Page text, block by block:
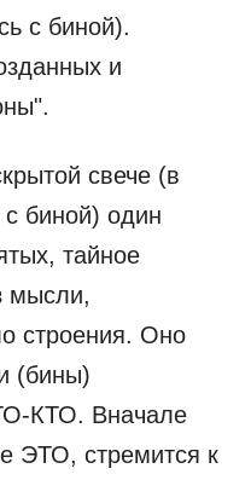
с биной).
и
свече (в
биной) один
тайное
мысли,
строения. Оно
(бины)
КТО. Вначале
ЭТО, стремится к